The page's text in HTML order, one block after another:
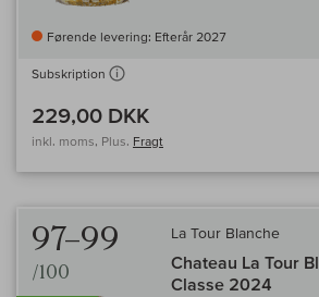
Førende levering: Efterår 2027
Subskription
229,00 DKK
inkl. moms, Plus. Fragt
97–99
/100
La Tour Blanche
Chateau La Tour
Classe 2024